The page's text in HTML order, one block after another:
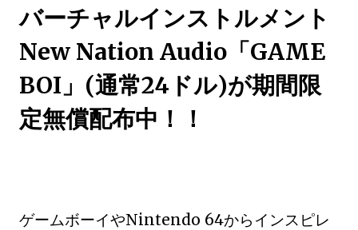
バーチャルインストルメント
New Nation Audio「GAME
BOI」(通常24ドル)が期間限
定無償配布中！！
ゲームボーイやNintendo 64からインスピレ